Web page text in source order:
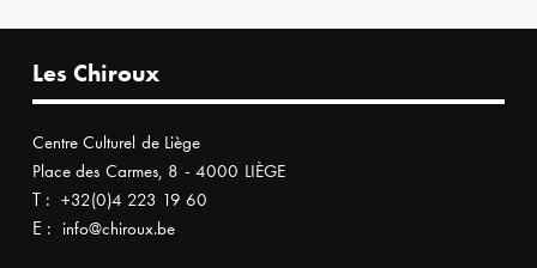
Les Chiroux
Centre Culturel de Liège
Place des Carmes, 8 - 4000 LIÈGE
T : +32(0)4 223 19 60
E : info@chiroux.be